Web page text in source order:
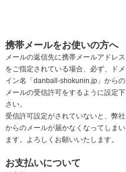
携帯メールをお使いの方へ
メールの返信先に携帯メールアドレス
をご指定されている場合、必ず、ドメ
イン名「danball-shokunin.jp」からの
メールの受信許可をするように設定下
さい。
受信許可設定がされていないと、弊社
からのメールが届かなくなってしまい
ます。よろしくお願いいたします。
お支払いについて